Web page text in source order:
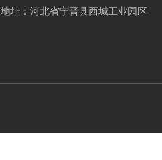
地址：河北省宁晋县西城工业园区